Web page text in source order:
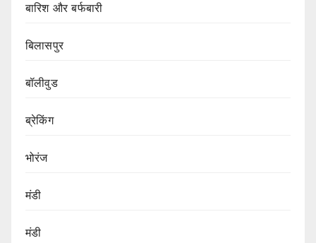
बारिश और बर्फबारी
बिलासपुर
बॉलीवुड
ब्रेकिंग
भोरंज
मंडी
मंडी